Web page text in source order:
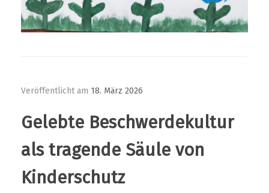
Veröffentlicht am 18. März 2026
Gelebte Beschwerdekultur
als tragende Säule von
Kinderschutz